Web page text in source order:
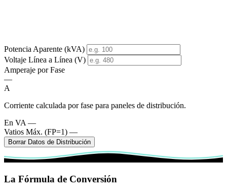
Potencia Aparente (kVA)
Voltaje Línea a Línea (V)
Amperaje por Fase
—
A
Corriente calculada por fase para paneles de distribución.
En VA —
Vatios Máx. (FP=1) —
Borrar Datos de Distribución
La Fórmula de Conversión